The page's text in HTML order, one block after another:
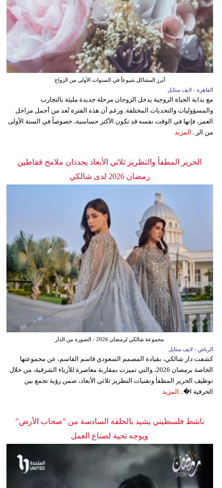
أبرز المشاكل شيوعاً في السنوات الأولى من الزواج
القاهرة - لايف ستايل
مع بداية الحياة الزوجية يدخل الزوجان مرحلة جديدة مليئة بالتجارب
والمسؤوليات والتحديات المختلفة. ورغم أن هذه الفترة تُعد من أجمل مراحل
العمر، فإنها في الوقت نفسه قد تكون الأكثر حساسية، خصوصاً في السنة الأولى
من الز...
المزيد
الحرير المطفأ والتطريز ثلاثي الأبعاد يحددان ملامح قفاطين
رمضان 2026 لدى شالكي
مجموعة شالكي لرمضان 2026 - الصورة من الدار
الرياض - لايف ستايل
كشفت دار شالكي، بقيادة المصمم السعودي قاسم القاسم، عن مجموعتها
الخاصة برمضان 2026، والتي تميزت بمقاربة معاصرة للأزياء الشرقية، من خلال
توظيف الحرير المطفأ وتقنيات التطريز ثلاثي الأبعاد، ضمن رؤية تجمع بين
الحرفية ا�... المزيد
ناشط فلسطيني يشيد بالحلقة السادسة من "صحاب الأرض"
ويوجه تحية لصناع العمل